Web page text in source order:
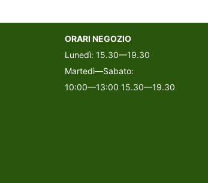
ORARI NEGOZIO
Lunedì: 15.30—19.30
Martedì—Sabato:
10:00—13:00 15.30—19.30